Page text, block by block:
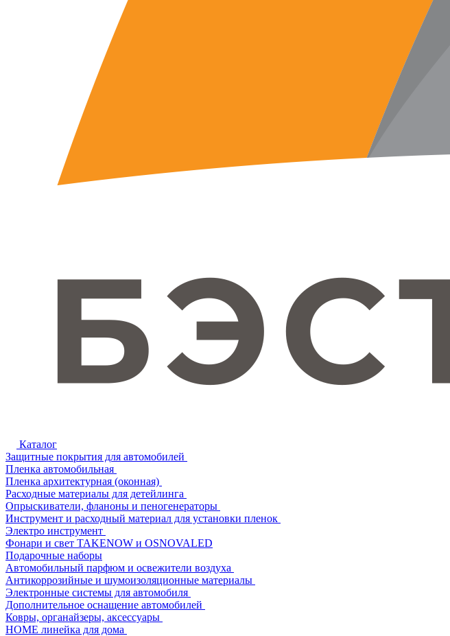
Каталог
Защитные покрытия для автомобилей
Пленка автомобильная
Пленка архитектурная (оконная)
Расходные материалы для детейлинга
Опрыскиватели, фланоны и пеногенераторы
Инструмент и расходный материал для установки пленок
Электро инструмент
Фонари и свет TAKENOW и OSNOVALED
Подарочные наборы
Автомобильный парфюм и освежители воздуха
Антикоррозийные и шумоизоляционные материалы
Электронные системы для автомобиля
Дополнительное оснащение автомобилей
Ковры, органайзеры, аксессуары
HOME линейка для дома